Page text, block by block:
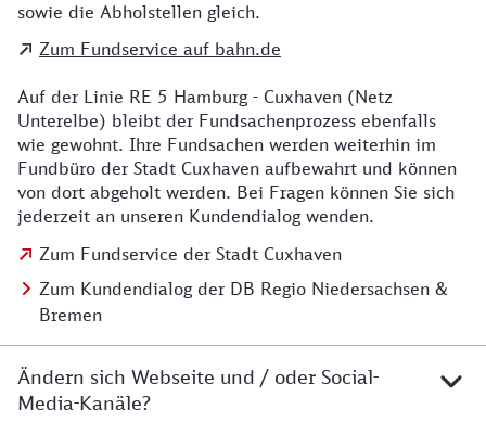
sowie die Abholstellen gleich.
Zum Fundservice auf bahn.de
Auf der Linie RE 5 Hamburg - Cuxhaven (Netz
Unterelbe) bleibt der Fundsachenprozess ebenfalls
wie gewohnt. Ihre Fundsachen werden weiterhin im
Fundbüro der Stadt Cuxhaven aufbewahrt und können
von dort abgeholt werden. Bei Fragen können Sie sich
jederzeit an unseren Kundendialog wenden.
Zum Fundservice der Stadt Cuxhaven
Zum Kundendialog der DB Regio Niedersachsen &
Bremen
Ändern sich Webseite und / oder Social-
Media-Kanäle?